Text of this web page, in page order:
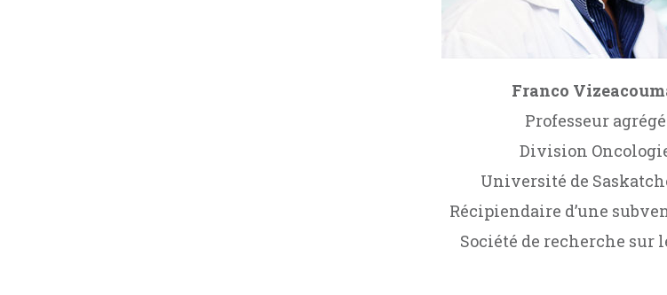
Franco
Professeur agrégé
Division
Université de
Récipiendaire d’une
Société de recherche sur